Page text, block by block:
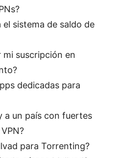
sistema de saldo de
mi suscripción en
dedicadas para
a un país con fuertes
para Torrenting?